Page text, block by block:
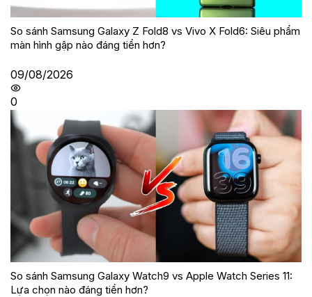
So sánh Samsung Galaxy Z Fold8 vs Vivo X Fold6: Siêu phẩm
màn hình gập nào đáng tiền hơn?
09/08/2026
0
So sánh Samsung Galaxy Watch9 vs Apple Watch Series 11:
Lựa chọn nào đáng tiền hơn?